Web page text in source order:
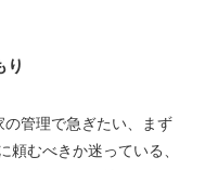
り
管理で急ぎたい、まず
頼むべきか迷っている、